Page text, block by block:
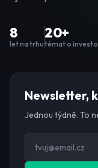
8
let na trhu
20+
témat o
Newsletter,
Jednou týdně. To